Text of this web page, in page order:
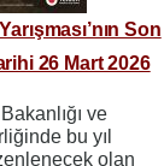
Son
26 Mart 2026
ve
bu yıl
olan